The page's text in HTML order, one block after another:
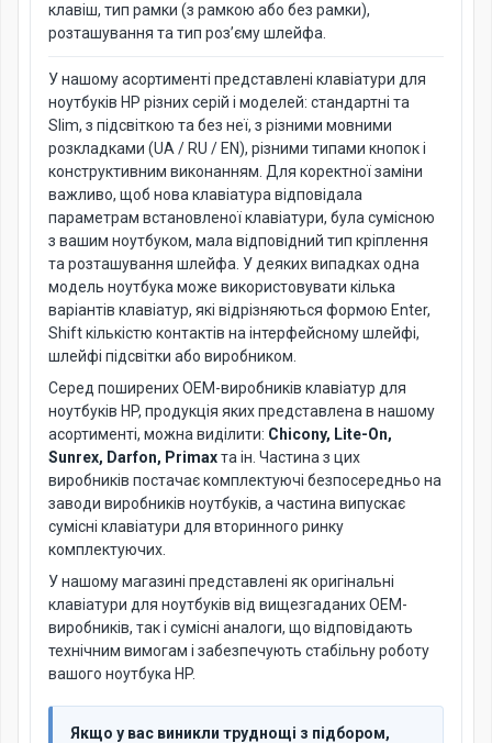
клавіш, тип рамки (з рамкою або без рамки),
розташування та тип роз’єму шлейфа.
У нашому асортименті представлені клавіатури для
ноутбуків HP різних серій і моделей: стандартні та
Slim, з підсвіткою та без неї, з різними мовними
розкладками (UA / RU / EN), різними типами кнопок і
конструктивним виконанням. Для коректної заміни
важливо, щоб нова клавіатура відповідала
параметрам встановленої клавіатури, була сумісною
з вашим ноутбуком, мала відповідний тип кріплення
та розташування шлейфа. У деяких випадках одна
модель ноутбука може використовувати кілька
варіантів клавіатур, які відрізняються формою Enter,
Shift кількістю контактів на інтерфейсному шлейфі,
шлейфі підсвітки або виробником.
Серед поширених OEM-виробників клавіатур для
ноутбуків HP, продукція яких представлена в нашому
асортименті, можна виділити: Chicony, Lite-On,
Sunrex, Darfon, Primaxта ін. Частина з цих
виробників постачає комплектуючі безпосередньо на
заводи виробників ноутбуків, а частина випускає
сумісні клавіатури для вторинного ринку
комплектуючих.
У нашому магазині представлені як оригінальні
клавіатури для ноутбуків від вищезгаданих OEM-
виробників, так і сумісні аналоги, що відповідають
технічним вимогам і забезпечують стабільну роботу
вашого ноутбука HP.
Якщо у вас виникли труднощі з підбором,